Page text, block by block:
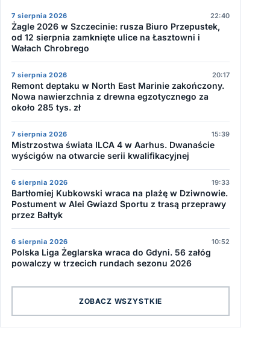
7 sierpnia 2026 22:40
Żagle 2026 w Szczecinie: rusza Biuro Przepustek,
od 12 sierpnia zamknięte ulice na Łasztowni i
Wałach Chrobrego
7 sierpnia 2026 20:17
Remont deptaku w North East Marinie zakończony.
Nowa nawierzchnia z drewna egzotycznego za
około 285 tys. zł
7 sierpnia 2026 15:39
Mistrzostwa świata ILCA 4 w Aarhus. Dwanaście
wyścigów na otwarcie serii kwalifikacyjnej
6 sierpnia 2026 19:33
Bartłomiej Kubkowski wraca na plażę w Dziwnowie.
Postument w Alei Gwiazd Sportu z trasą przeprawy
przez Bałtyk
6 sierpnia 2026 10:52
Polska Liga Żeglarska wraca do Gdyni. 56 załóg
powalczy w trzecich rundach sezonu 2026
ZOBACZ WSZYSTKIE